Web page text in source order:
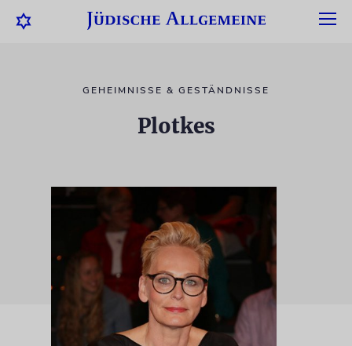
GEHEIMNISSE & GESTÄNDNISSE
Plotkes